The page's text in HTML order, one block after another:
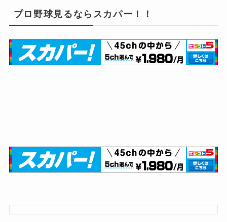
プロ野球見るならスカパー！！